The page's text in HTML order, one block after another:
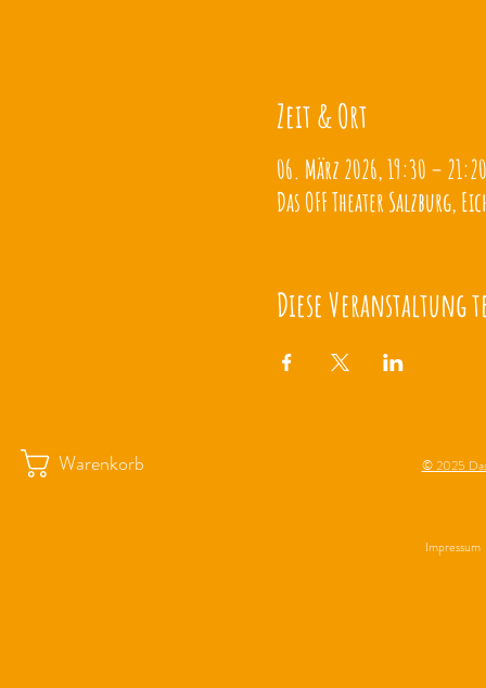
Zeit & Ort
06. März 2026, 19:30 – 21:20
Das OFF Theater Salzburg,
Diese Veranstaltung
Warenkorb © 2025
Impressum